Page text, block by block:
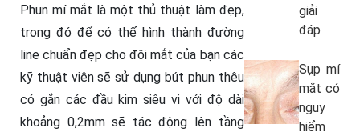
Phun mí mắt là một thủ thuật làm đẹp,
trong đó để có thể hình thành đường
line chuẩn đẹp cho đôi mắt của bạn các
kỹ thuật viên sẽ sử dụng bút phun thêu
có gắn các đầu kim siêu vi với độ dài
khoảng 0,2mm sẽ tác động lên tầng
giải
đáp
Sụp mí
mắt có
nguy
hiểm